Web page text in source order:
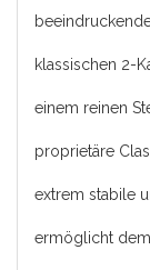
klassischen 2-
einem reinen
proprietäre
extrem stabile
ermöglicht